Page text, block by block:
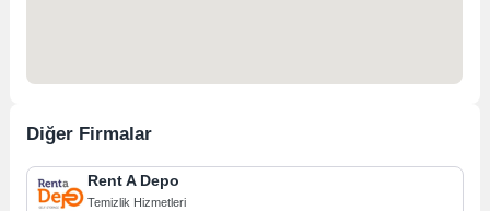
Diğer Firmalar
Rent A Depo
Temizlik Hizmetleri